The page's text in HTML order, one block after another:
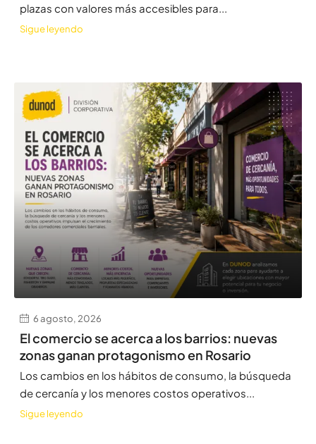
plazas con valores más accesibles para...
Sigue leyendo
6 agosto, 2026
El comercio se acerca a los barrios: nuevas
zonas ganan protagonismo en Rosario
Los cambios en los hábitos de consumo, la búsqueda
de cercanía y los menores costos operativos...
Sigue leyendo